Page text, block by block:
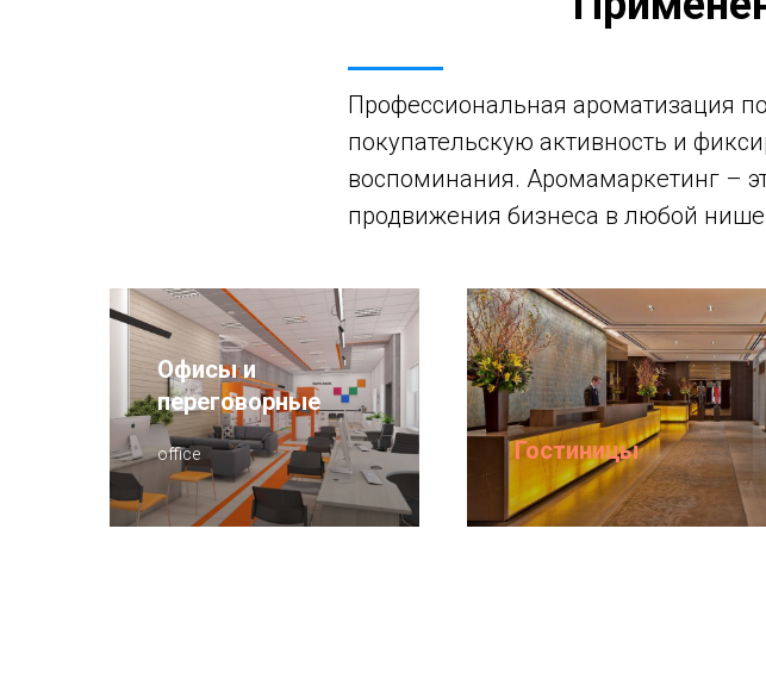
Профессиональная ароматизация
покупательскую активность и
воспоминания. Аромамаркетинг –
продвижения бизнеса в любой
Офисы и
переговорные
office Гостиницы